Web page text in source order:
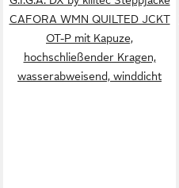
CAFORA WMN QUILTED JCKT
OT-P mit Kapuze,
hochschließender Kragen,
wasserabweisend, winddicht